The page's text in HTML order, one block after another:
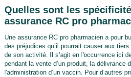
Quelles sont les
assurance RC pro
Une assurance RC pro pharmacien a pour
des préjudices qu’il pourrait causer aux
de son activité. Il s’agit en l'occurrence ici
pendant la vente d’un produit, la délivrance
l'administration d’un vaccin. Pour d’autres